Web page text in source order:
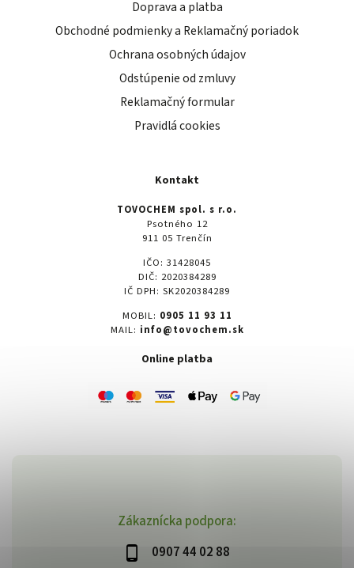
Zákaznícka podpora:
0907 44 02 88
Doprava a platba
Obchodné podmienky a Reklamačný poriadok
Ochrana osobných údajov
Odstúpenie od zmluvy
Reklamačný formular
Pravidlá cookies
Kontakt
TOVOCHEM spol. s r.o.
Psotného 12
911 05 Trenčín
IČO: 31428045
DIČ: 2020384289
IČ DPH: SK2020384289
MOBIL: 0905 11 93 11
MAIL: info@tovochem.sk
Online platba